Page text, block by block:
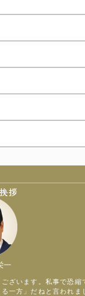
一
ざいます。私事で恐縮
一方」だねと言われま